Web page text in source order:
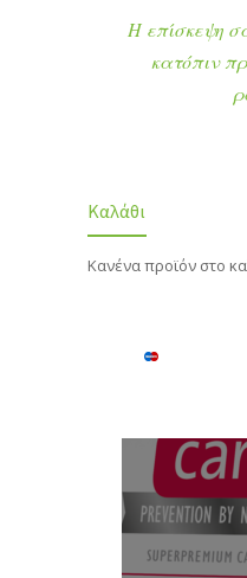
Η επίσκεψη
κατόπιν
Καλάθι
Κανένα προϊόν στο